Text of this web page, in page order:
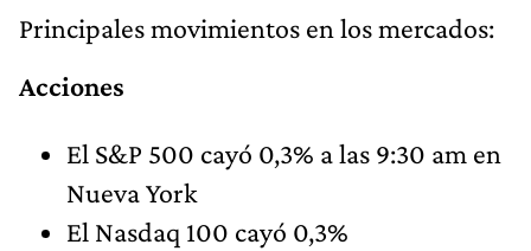
Principales movimientos en los mercados:
Acciones
El S&P 500 cayó 0,3% a las 9:30 am en
Nueva York
El Nasdaq 100 cayó 0,3%